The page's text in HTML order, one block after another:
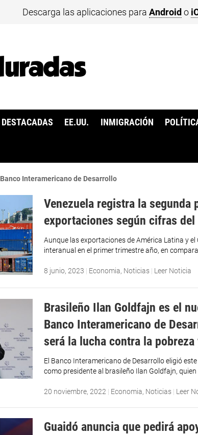
Descarga las aplicaciones para Android o
DESTACADAS EE.UU. INMIGRACIÓN
Banco Interamericano de Desarrollo
Venezuela registra la segunda
exportaciones según cifras del
Aunque las exportaciones de América Latina y
interanual en el primer trimestre año, en
8 junio, 2023 | Economia, Noticias | Leer Noticia
Brasileño Ilan Goldfajn es el
Banco Interamericano de
será la lucha contra la
El Banco Interamericano de Desarrollo eligió
como presidente al brasileño Ilan Goldfajn,
20 noviembre, 2022 | Economia, Noticias | Leer
Guaidó anuncia que pedirá